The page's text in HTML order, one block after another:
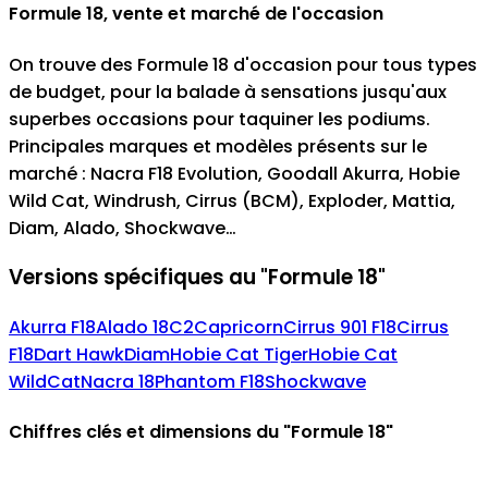
Formule 18, vente et marché de l'occasion
On trouve des Formule 18 d'occasion pour tous types
de budget, pour la balade à sensations jusqu'aux
superbes occasions pour taquiner les podiums.
Principales marques et modèles présents sur le
marché : Nacra F18 Evolution, Goodall Akurra, Hobie
Wild Cat, Windrush, Cirrus (BCM), Exploder, Mattia,
Diam, Alado, Shockwave…
Versions spécifiques au "Formule 18"
Akurra F18Alado 18C2CapricornCirrus 901 F18Cirrus
F18Dart HawkDiamHobie Cat TigerHobie Cat
WildCatNacra 18Phantom F18Shockwave
Chiffres clés et dimensions du "Formule 18"